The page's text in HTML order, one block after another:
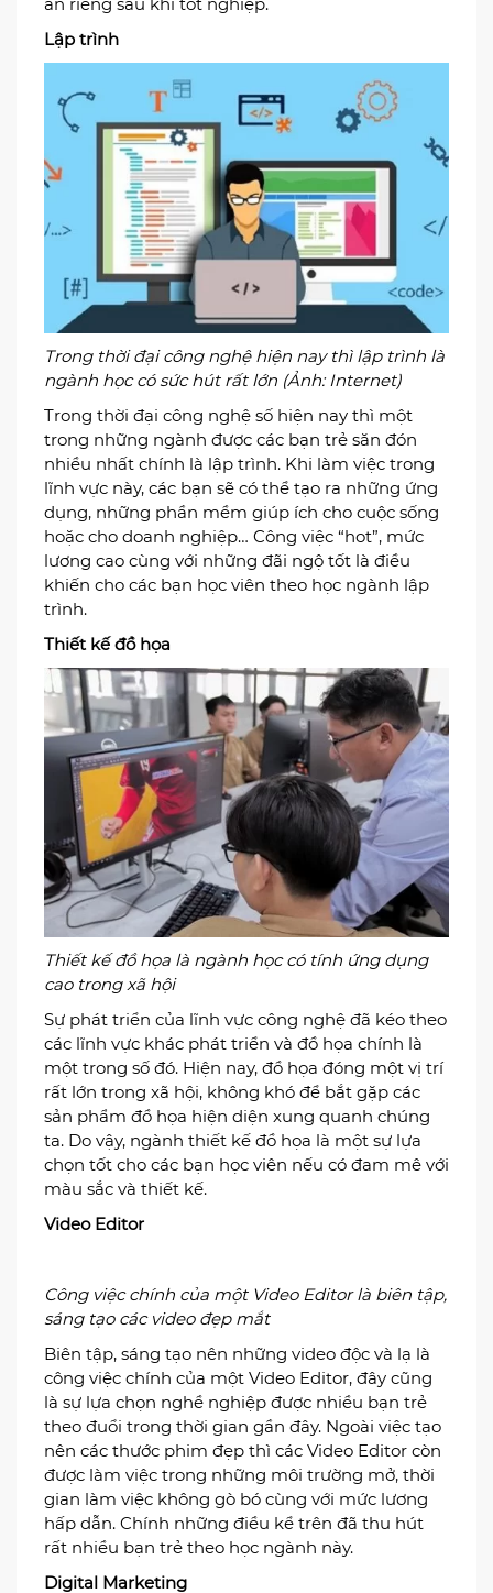
ăn riêng sau khi tốt nghiệp.
Lập trình
Trong thời đại công nghệ hiện nay thì lập trình là
ngành học có sức hút rất lớn (Ảnh: Internet)
Trong thời đại công nghệ số hiện nay thì một
trong những ngành được các bạn trẻ săn đón
nhiều nhất chính là lập trình. Khi làm việc trong
lĩnh vực này, các bạn sẽ có thể tạo ra những ứng
dụng, những phần mềm giúp ích cho cuộc sống
hoặc cho doanh nghiệp… Công việc “hot”, mức
lương cao cùng với những đãi ngộ tốt là điều
khiến cho các bạn học viên theo học ngành lập
trình.
Thiết kế đồ họa
Thiết kế đồ họa là ngành học có tính ứng dụng
cao trong xã hội
Sự phát triển của lĩnh vực công nghệ đã kéo theo
các lĩnh vực khác phát triển và đồ họa chính là
một trong số đó. Hiện nay, đồ họa đóng một vị trí
rất lớn trong xã hội, không khó để bắt gặp các
sản phẩm đồ họa hiện diện xung quanh chúng
ta. Do vậy, ngành thiết kế đồ họa là một sự lựa
chọn tốt cho các bạn học viên nếu có đam mê với
màu sắc và thiết kế.
Video Editor
Công việc chính của một Video Editor là biên tập,